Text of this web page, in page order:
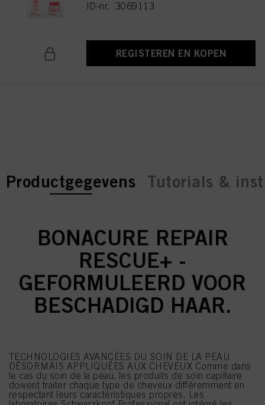
ID-nr. 3069113
REGISTEREN EN KOPEN
current tab:
current tab:
Productgegevens Tutorials &
BONACURE REPAIR
RESCUE+ -
GEFORMULEERD VOOR
BESCHADIGD HAAR.
TECHNOLOGIES AVANCÉES DU SOIN DE LA PEAU
DÉSORMAIS APPLIQUÉES AUX CHEVEUX Comme dans
le cas du soin de la peau, les produits de soin capillaire
doivent traiter chaque type de cheveux différemment en
respectant leurs caractéristiques propres. Les